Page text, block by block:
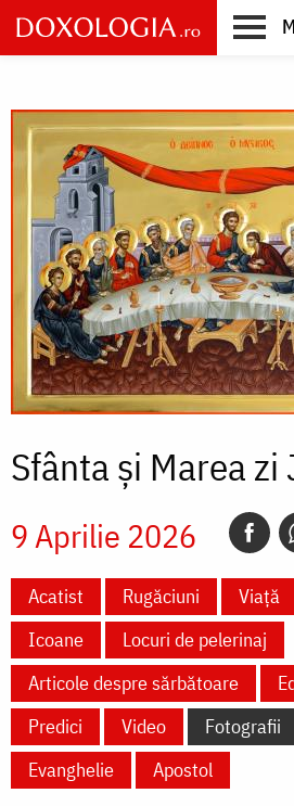
Skip
to
main
Sfânta și Marea zi
9 Aprilie 2026
Acatist Rugăciuni Viață
Icoane
Locuri de pelerinaj
Articole despre sărbătoare
Predici
Video Fotografii
Evanghelie
Apostol